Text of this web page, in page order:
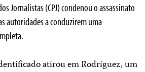
Jornalistas (CPJ) condenou o assassinato
autoridades a conduzirem uma
atirou em Rodríguez, um